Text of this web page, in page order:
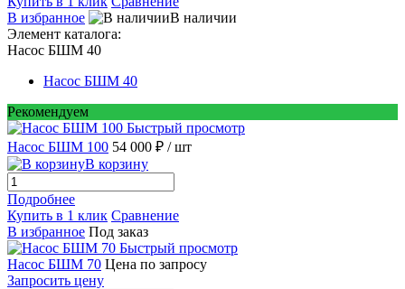
В избранное
В наличии
Элемент каталога:
Насос БШМ 40
Насос БШМ 40
Рекомендуем
Быстрый просмотр
Насос БШМ 100 54 000 ₽ / шт
В корзину
Подробнее
Купить в 1 клик Сравнение
В избранное Под заказ
Быстрый просмотр
Насос БШМ 70 Цена по запросу
Запросить цену